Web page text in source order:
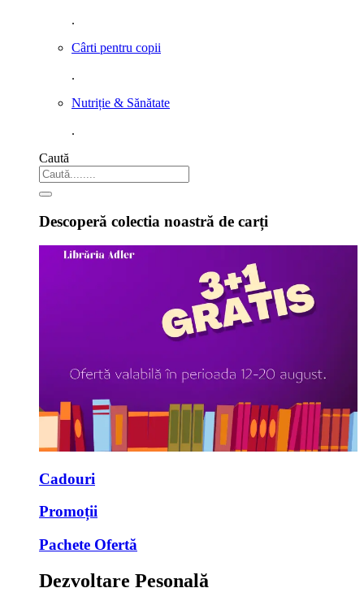
.
Cârti pentru copii
.
Nutriție & Sănătate
.
Caută
Descoperă colectia noastră de carți
Cadouri
Promoții
Pachete Ofertă
Dezvoltare Pesonală